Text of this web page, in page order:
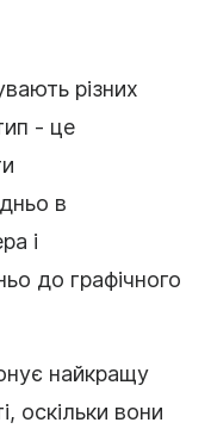
різних
- це
в
і
до графічного
найкращу
оскільки вони